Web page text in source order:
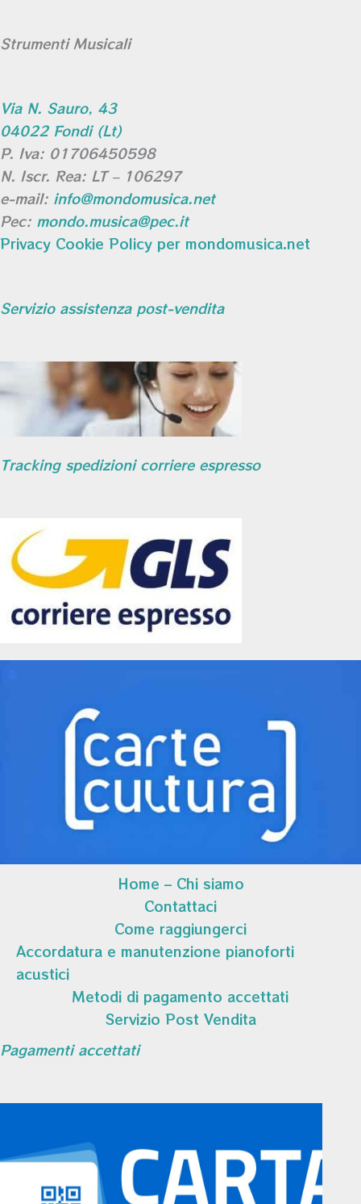
Strumenti Musicali
Via N. Sauro, 43
04022 Fondi (Lt)
P. Iva: 01706450598
N. Iscr. Rea: LT – 106297
e-mail: info@mondomusica.net
Pec: mondo.musica@pec.it
Privacy Cookie Policy per mondomusica.net
Servizio assistenza post-vendita
Tracking spedizioni corriere espresso
Home – Chi siamo
Contattaci
Come raggiungerci
Accordatura e manutenzione pianoforti
acustici
Metodi di pagamento accettati
Servizio Post Vendita
Pagamenti accettati